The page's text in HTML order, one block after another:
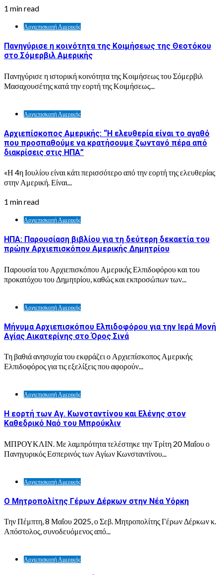
1 min read
Αρχιεπισκοπή Αμερικής
Πανηγύρισε η κοινότητα της Κοιμήσεως της Θεοτόκου
στο Σόμερβιλ Αμερικής
Πανηγύρισε η ιστορική κοινότητα της Κοιμήσεως του Σόμερβιλ
Μασαχουσέτης κατά την εορτή της Κοιμήσεως...
Αρχιεπισκοπή Αμερικής
Αρχιεπίσκοπος Αμερικής: “Η ελευθερία είναι το αγαθό
που προσπαθούμε να κρατήσουμε ζωντανό πέρα από
διακρίσεις στις ΗΠΑ”
«Η 4η Ιουλίου είναι κάτι περισσότερο από την εορτή της ελευθερίας
στην Αμερική. Είναι...
1 min read
Αρχιεπισκοπή Αμερικής
ΗΠΑ: Παρουσίαση βιβλίου για τη δεύτερη δεκαετία του
πρώην Αρχιεπισκόπου Αμερικής Δημητρίου
Παρουσία του Αρχιεπισκόπου Αμερικής Ελπιδοφόρου και του
προκατόχου του Δημητρίου, καθώς και εκπροσώπων των...
Αρχιεπισκοπή Αμερικής
Μήνυμα Αρχιεπισκόπου Ελπιδοφόρου για την Ιερά Μονή
Αγίας Αικατερίνης στο Όρος Σινά
Τη βαθιά ανησυχία του εκφράζει ο Αρχιεπίσκοπος Αμερικής
Ελπιδοφόρος για τις εξελίξεις που αφορούν...
Αρχιεπισκοπή Αμερικής
Η εορτή των Αγ. Κωνσταντίνου και Ελένης στον
Καθεδρικό Ναό του Μπρούκλιν
ΜΠΡΟΥΚΛΙΝ. Με λαμπρότητα τελέστηκε την Τρίτη 20 Μαΐου ο
Πανηγυρικός Εσπερινός των Αγίων Κωνσταντίνου...
Αρχιεπισκοπή Αμερικής
Ο Μητροπολίτης Γέρων Δέρκων στην Νέα Υόρκη
Την Πέμπτη, 8 Μαΐου 2025, ο Σεβ. Μητροπολίτης Γέρων Δέρκων κ.
Απόστολος, συνοδευόμενος από...
Αρχιεπισκοπή Αμερικής